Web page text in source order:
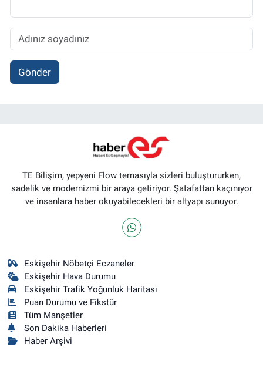
Gönder
TE Bilişim, yepyeni Flow temasıyla sizleri buluştururken,
sadelik ve modernizmi bir araya getiriyor. Şatafattan kaçınıyor
ve insanlara haber okuyabilecekleri bir altyapı sunuyor.
Eskişehir Nöbetçi Eczaneler
Eskişehir Hava Durumu
Eskişehir Trafik Yoğunluk Haritası
Puan Durumu ve Fikstür
Tüm Manşetler
Son Dakika Haberleri
Haber Arşivi